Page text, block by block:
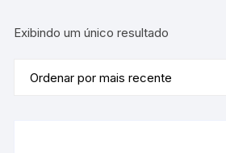
Exibindo um único resultado